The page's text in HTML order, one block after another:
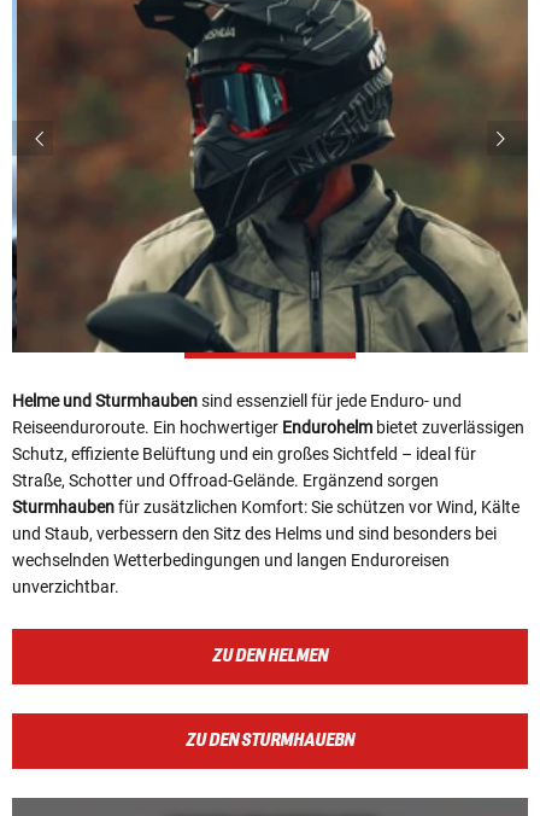
Helme und Sturmhaubensind essenziell für jede Enduro‑ und
Reiseenduroroute. Ein hochwertiger Endurohelm bietet zuverlässigen
Schutz, effiziente Belüftung und ein großes Sichtfeld – ideal für
Straße, Schotter und Offroad‑Gelände. Ergänzend sorgen
Sturmhaubenfür zusätzlichen Komfort: Sie schützen vor Wind, Kälte
und Staub, verbessern den Sitz des Helms und sind besonders bei
wechselnden Wetterbedingungen und langen Enduroreisen
unverzichtbar.
ZU DEN HELMEN
ZU DEN STURMHAUEBN